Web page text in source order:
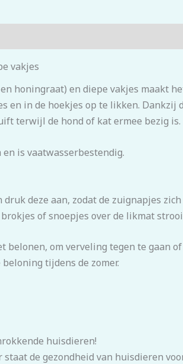
vakjes
honingraat) en diepe vakjes maakt
en in de hoekjes op te likken.
terwijl de hond of kat ermee bezig is.
is vaatwasserbestendig.
deze aan, zodat de zuignapjes
of snoepjes over de likmat
om verveling tegen te gaan
tijdens de zomer.
huisdieren!
de gezondheid van huisdieren